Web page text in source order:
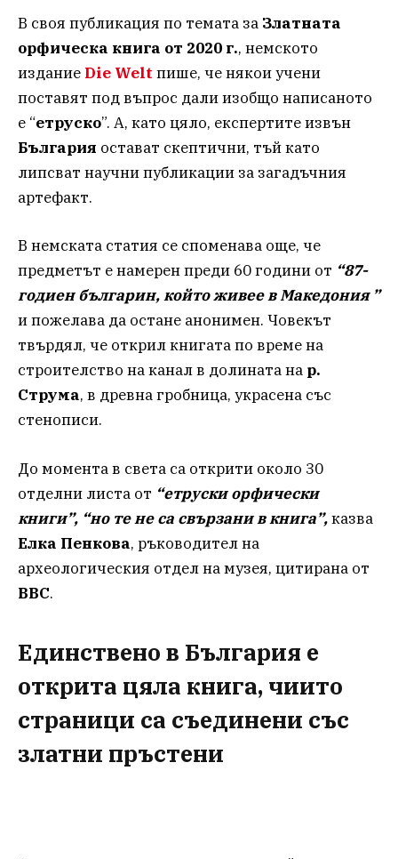
В своя публикация по темата за Златната
орфическа книга от 2020 г., немското
издание Die Welt пише, че някои учени
поставят под въпрос дали изобщо написаното
е “етруско”. А, като цяло, експертите извън
България остават скептични, тъй като
липсват научни публикации за загадъчния
артефакт.
В немската статия се споменава още, че
предметът е намерен преди 60 години от “87-
годиен българин, който живее в Македония ”
и пожелава да остане анонимен. Човекът
твърдял, че открил книгата по време на
строителство на канал в долината на р.
Струма, в древна гробница, украсена със
стенописи.
До момента в света са открити около 30
отделни листа от “етруски орфически
книги”, “но те не са свързани в книга”,казва
Елка Пенкова, ръководител на
археологическия отдел на музея, цитирана от
BBC.
Единствено в България е
открита цяла книга, чиито
страници са съединени със
златни пръстени